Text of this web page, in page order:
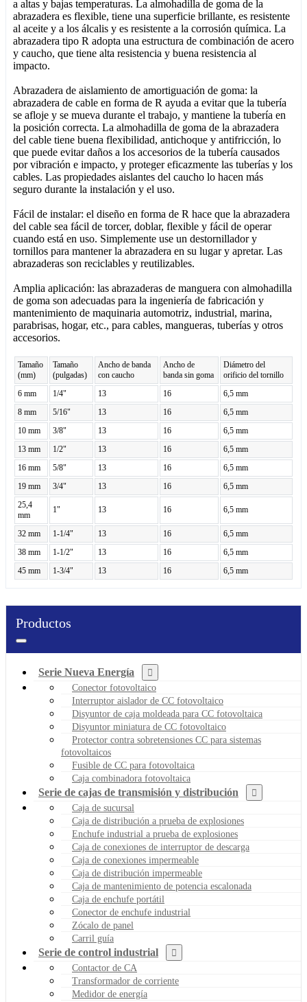
a altas y bajas temperaturas. La almohadilla de goma de la
abrazadera es flexible, tiene una superficie brillante, es resistente
al aceite y a los álcalis y es resistente a la corrosión química. La
abrazadera tipo R adopta una estructura de combinación de acero
y caucho, que tiene alta resistencia y buena resistencia al
impacto.
Abrazadera de aislamiento de amortiguación de goma: la
abrazadera de cable en forma de R ayuda a evitar que la tubería
se afloje y se mueva durante el trabajo, y mantiene la tubería en
la posición correcta. La almohadilla de goma de la abrazadera
del cable tiene buena flexibilidad, antichoque y antifricción, lo
que puede evitar daños a los accesorios de la tubería causados ​​
por vibración e impacto, y proteger eficazmente las tuberías y los
cables. Las propiedades aislantes del caucho lo hacen más
seguro durante la instalación y el uso.
Fácil de instalar: el diseño en forma de R hace que la abrazadera
del cable sea fácil de torcer, doblar, flexible y fácil de operar
cuando está en uso. Simplemente use un destornillador y
tornillos para mantener la abrazadera en su lugar y apretar. Las
abrazaderas son reciclables y reutilizables.
Amplia aplicación: las abrazaderas de manguera con almohadilla
de goma son adecuadas para la ingeniería de fabricación y
mantenimiento de maquinaria automotriz, industrial, marina,
parabrisas, hogar, etc., para cables, mangueras, tuberías y otros
accesorios.
Tamaño
(mm)
Tamaño
(pulgadas)
Ancho de banda
con caucho
Ancho de
banda sin goma
Diámetro del
orificio del tornillo
6 mm
1/4" 13 16
6,5 mm
8 mm
5/16" 13 16
6,5 mm
10 mm
3/8" 13 16
6,5 mm
13 mm
1/2" 13 16
6,5 mm
16 mm
5/8" 13 16
6,5 mm
19 mm
3/4" 13 16
6,5 mm
25,4
mm
1" 13 16 6,5 mm
32 mm 1-1/4" 13 16
6,5 mm
38 mm
1-1/2" 13 16
6,5 mm
45 mm
1-3/4" 13 16 6,5 mm
Productos
Serie Nueva Energía
Conector fotovoltaico
Interruptor aislador de CC fotovoltaico
Disyuntor de caja moldeada para CC fotovoltaica
Disyuntor miniatura de CC fotovoltaico
Protector contra sobretensiones CC para sistemas
fotovoltaicos
Fusible de CC para fotovoltaica
Caja combinadora fotovoltaica
Serie de cajas de transmisión y distribución
Caja de sucursal
Caja de distribución a prueba de explosiones
Enchufe industrial a prueba de explosiones
Caja de conexiones de interruptor de descarga
Caja de conexiones impermeable
Caja de distribución impermeable
Caja de mantenimiento de potencia escalonada
Caja de enchufe portátil
Conector de enchufe industrial
Zócalo de panel
Carril guía
Serie de control industrial
Contactor de CA
Transformador de corriente
Medidor de energía